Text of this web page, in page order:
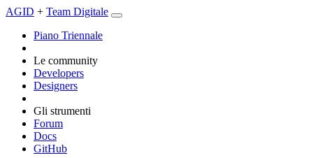
AGID + Team Digitale
Piano Triennale
Le community
Developers
Designers
Gli strumenti
Forum
Docs
GitHub